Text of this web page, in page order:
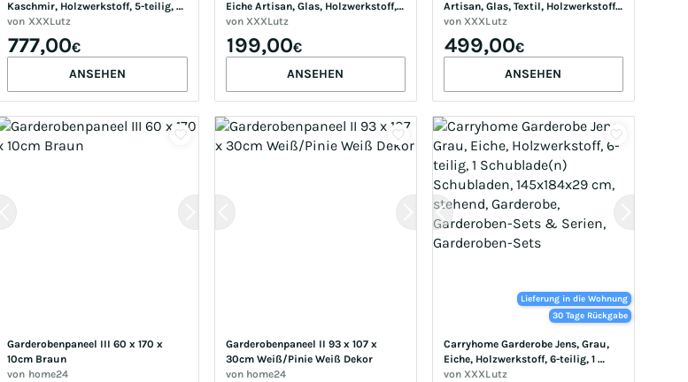
Kaschmir, Holzwerkstoff, 5-teilig,
225x199x38 cm, Garderobe,
Garderoben-Sets & Serien,
Garderoben-Sets
von XXXLutz
777,00€
ANSEHEN
Eiche Artisan, Glas, Holzwerkstoff,
4-teilig, 88x195x35 cm, Garderobe,
Garderoben-Sets & Serien,
Garderoben-Sets
von XXXLutz
199,00€
ANSEHEN
Artisan, Glas, Textil, Holzwerkstoff,
156x198x40 cm, FSC Mix,
Garderobe, Garderoben-Sets &
Serien, Garderoben-Sets
von XXXLutz
499,00€
ANSEHEN
Garderobenpaneel III 60 x 170 x
10cm Braun
von home24
Garderobenpaneel II 93 x 107 x
30cm Weiß/Pinie Weiß Dekor
von home24
Lieferung in die Wohnung
30 Tage Rückgabe
Carryhome Garderobe Jens, Grau,
Eiche, Holzwerkstoff, 6-teilig, 1
Schublade(n) Schubladen,
von XXXLutz